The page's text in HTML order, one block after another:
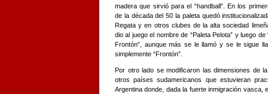
madera que sirvió para el “handball”. En los
de la década del 50 la paleta quedó
Regata y en otros clubes de la alta sociedad
dio al juego el nombre de “Paleta Pelota” y luego de
Frontón”, aunque más se le llamó y se le sigue
simplemente “Frontón”.
Por otro lado se modificaron las dimensiones de
otros países sudamericanos que estuvieran
Argentina donde, dada la fuerte inmigración